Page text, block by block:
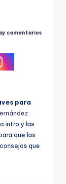
comentarios
para
intro y las
que las
que